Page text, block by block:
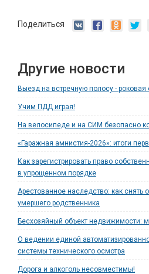
Поделиться
Другие новости
Выезд на встречную полосу - роковая
Учим ПДД играя!
На велосипеде и на СИМ безопасно
«Гаражная амнистия-2026»: итоги
Как зарегистрировать право
в упрощенном порядке
Арестованное наследство: как снять
умершего родственника
Бесхозяйный объект недвижимости:
О ведении единой
системы технического осмотра
Дорога и алкоголь несовместимы!